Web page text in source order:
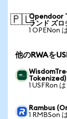
🇵🇱Opendoor
ランド ズロ
1 OPENon
他のRWAを
Tokenized)
1 USFRon
Rambus
1 RMBSon